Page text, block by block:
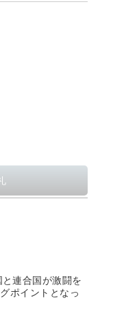
連合国が激闘を
ポイントとなっ